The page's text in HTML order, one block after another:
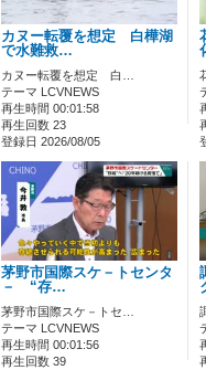
カヌー転覆を想定 白樺湖
で水難救…
カヌー転覆を想定 白…
テーマ LCVNEWS
再生時間 00:01:58
再生回数 23
登録日 2026/08/05
茅野市国際スケ－トセンタ
－ “存…
茅野市国際スケ－トセ…
テーマ LCVNEWS
再生時間 00:01:56
再生回数 39